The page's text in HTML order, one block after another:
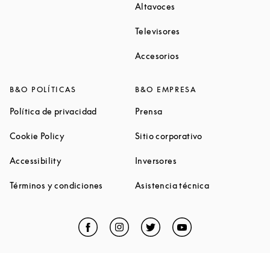
Altavoces
Televisores
Accesorios
B&O POLÍTICAS
Política de privacidadLink Opens in New Tab
Cookie PolicyLink Opens in New Tab
AccessibilityLink Opens in New Tab
Términos y condiciones Link Opens in New Tab
B&O EMPRESA
PrensaLink Opens in New Tab
Sitio corporativoLink Opens in
Inversores
Asistencia técnicaLink Opens in
Facebook
Link Opens in New Tab
Instagram
Link Opens in New Tab
TwitterLink Opens in New Tab
YouTubeLink Opens in